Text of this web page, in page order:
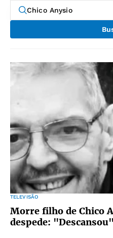
TELEVISÃO
Morre filho de Chico
despede: "Descansou"